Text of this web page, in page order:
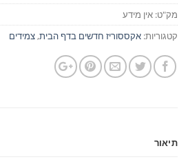
מק"ט: אין מידע
קטגוריות: אקססוריז חדשים בדף הבית,צמידים
תיאור